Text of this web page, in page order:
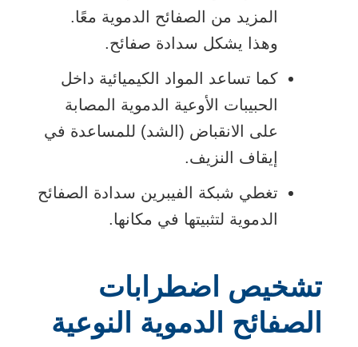
المزيد من الصفائح الدموية معًا.
وهذا يشكل سدادة صفائح.
كما تساعد المواد الكيميائية داخل
الحبيبات الأوعية الدموية المصابة
على الانقباض (الشد) للمساعدة في
إيقاف النزيف.
تغطي شبكة الفيبرين سدادة الصفائح
الدموية لتثبيتها في مكانها.
تشخيص اضطرابات
الصفائح الدموية النوعية